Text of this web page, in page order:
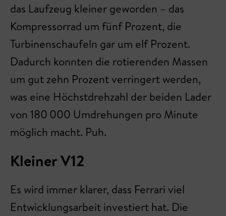
das Laufzeug kleiner geworden – das
Kompressorrad um fünf Prozent, die
Turbinenschaufeln gar um elf Prozent.
Dadurch konnten die rotierenden Massen
um gut zehn Prozent verringert werden,
was eine Höchstdrehzahl der beiden Lader
von 180 000 Umdrehungen pro Minute
möglich macht. Puh.
Kleiner V12
Es wird immer klarer, dass Ferrari viel
Entwicklungsarbeit investiert hat. Die